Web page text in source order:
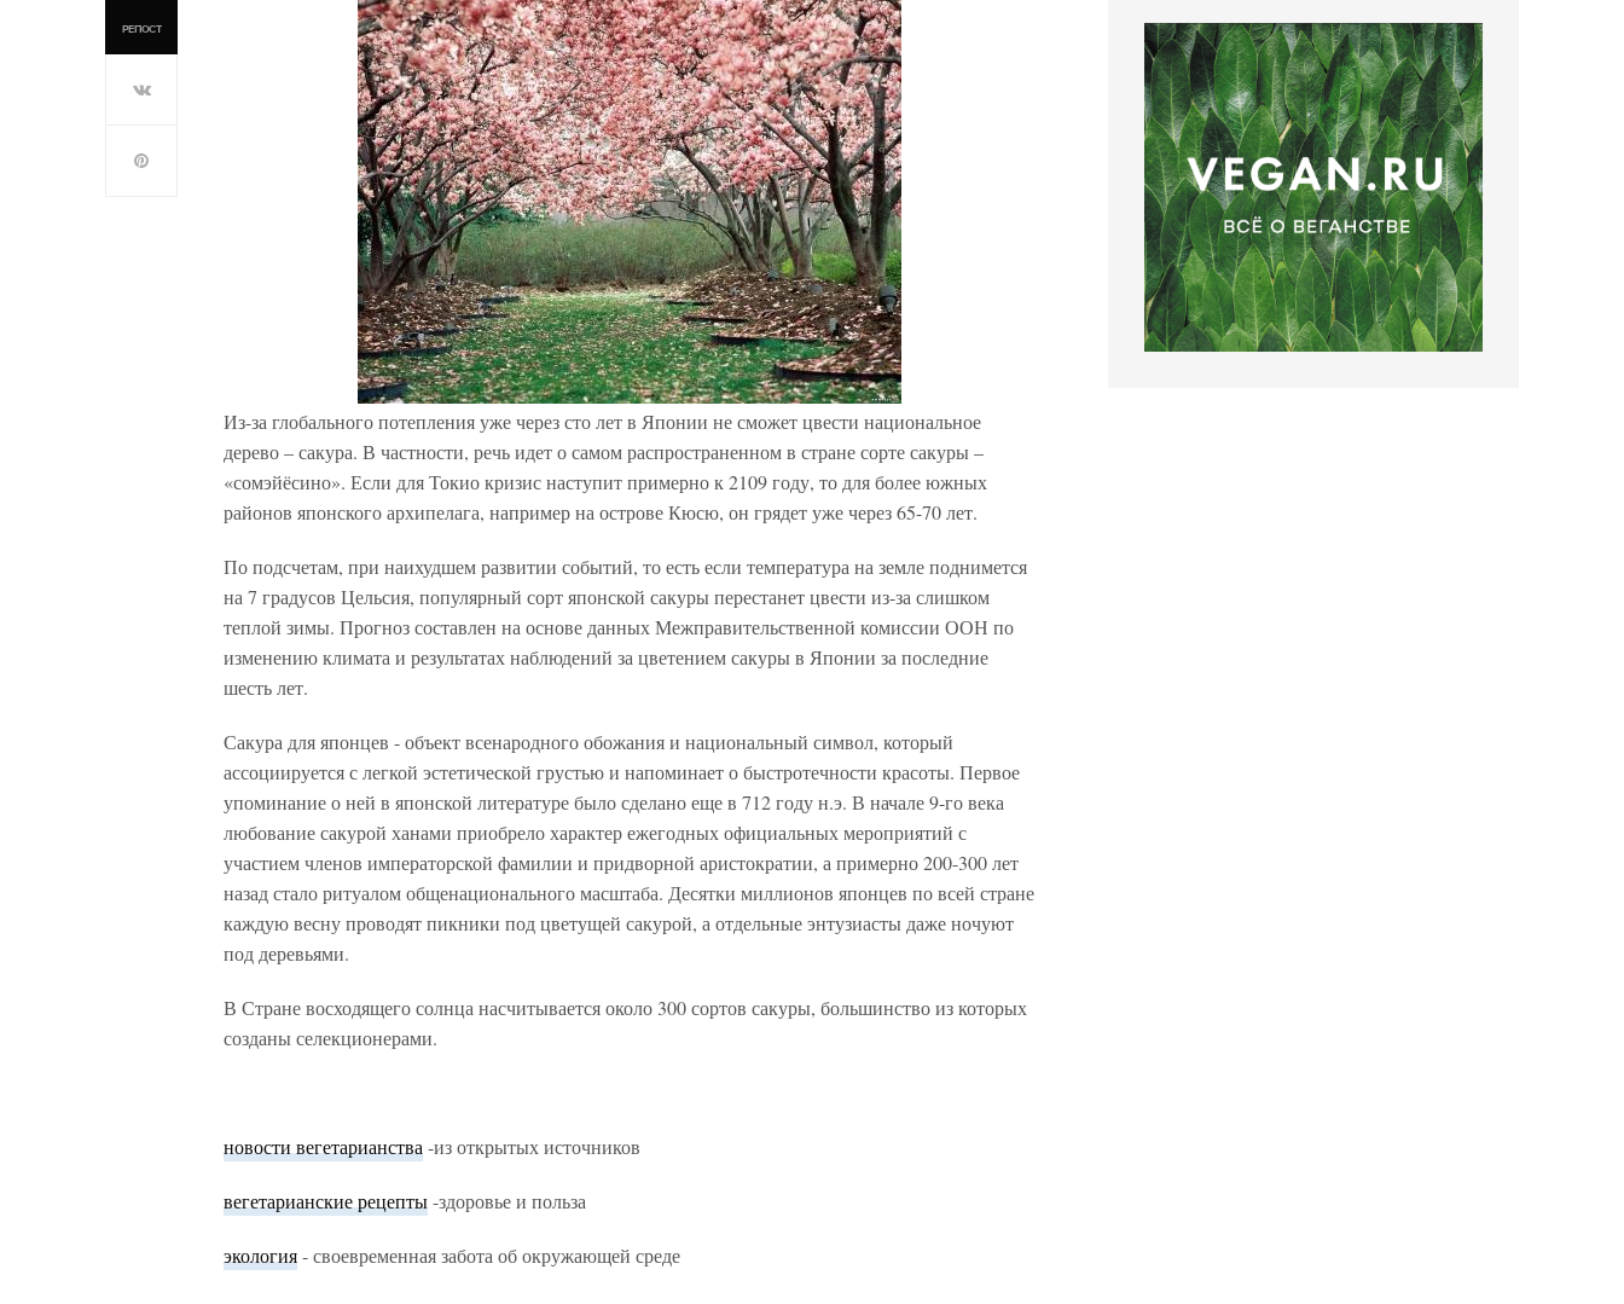
РЕПОСТ
Из-за глобального потепления уже через сто лет в Японии не сможет цвести национальное
дерево – сакура. В частности, речь идет о самом распространенном в стране сорте сакуры –
«сомэйёсино». Если для Токио кризис наступит примерно к 2109 году, то для более южных
районов японского архипелага, например на острове Кюсю, он грядет уже через 65-70 лет.
По подсчетам, при наихудшем развитии событий, то есть если температура на земле поднимется
на 7 градусов Цельсия, популярный сорт японской сакуры перестанет цвести из-за слишком
теплой зимы. Прогноз составлен на основе данных Межправительственной комиссии ООН по
изменению климата и результатах наблюдений за цветением сакуры в Японии за последние
шесть лет.
Сакура для японцев - объект всенародного обожания и национальный символ, который
ассоциируется с легкой эстетической грустью и напоминает о быстротечности красоты. Первое
упоминание о ней в японской литературе было сделано еще в 712 году н.э. В начале 9-го века
любование сакурой ханами приобрело характер ежегодных официальных мероприятий с
участием членов императорской фамилии и придворной аристократии, а примерно 200-300 лет
назад стало ритуалом общенационального масштаба. Десятки миллионов японцев по всей стране
каждую весну проводят пикники под цветущей сакурой, а отдельные энтузиасты даже ночуют
под деревьями.
В Стране восходящего солнца насчитывается около 300 сортов сакуры, большинство из которых
созданы селекционерами.
новости вегетарианства -из открытых источников
вегетарианские рецепты-здоровье и польза
экология- своевременная забота об окружающей среде